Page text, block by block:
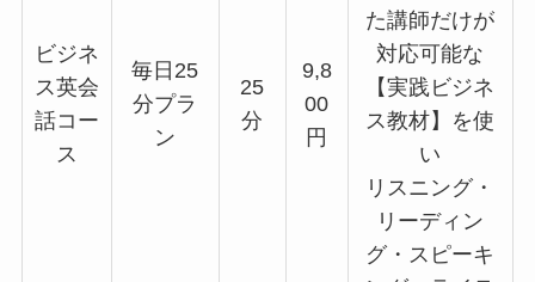
ビジネ
ス英会
話コー
ス
毎日25
分プラ
ン
25
分
9,8
00
円
た講師だけが
対応可能な
【実践ビジネ
ス教材】を使
い
リスニング・
リーディン
グ・スピーキ